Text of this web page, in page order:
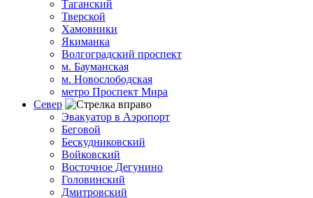
Таганский
Тверской
Хамовники
Якиманка
Волгоградский проспект
м. Бауманская
м. Новослободская
метро Проспект Мира
Север
Эвакуатор в Аэропорт
Беговой
Бескудниковский
Войковский
Восточное Дегунино
Головинский
Дмитровский